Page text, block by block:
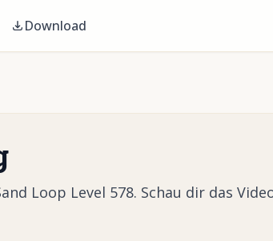
Download
Loop Level 578. Schau dir das